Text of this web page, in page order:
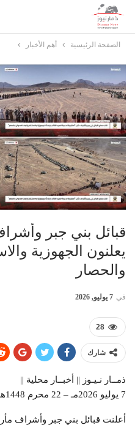
الصفحة الرئيسية أهم الأخبار
قبائل بني جبر
يعلنون الجهوزية
والحصار
في 7 يوليو, 2026
28
شارك
ذمــار نـيـوز || أخبــار محلية ||
7 يوليو 2026مـ – 22 محرم 1448هـ
أعلنت قبائل بني جبر وأشراف